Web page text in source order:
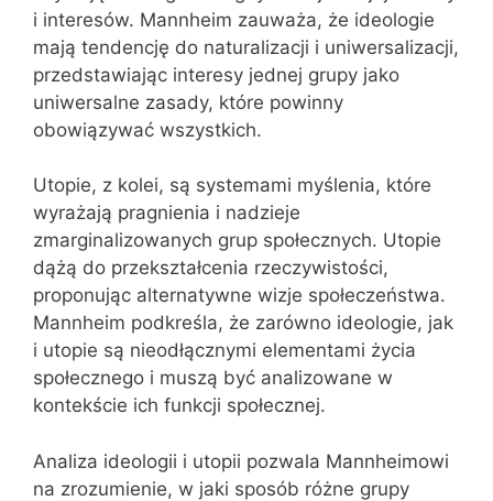
i interesów. Mannheim zauważa, że ideologie
mają tendencję do naturalizacji i uniwersalizacji,
przedstawiając interesy jednej grupy jako
uniwersalne zasady, które powinny
obowiązywać wszystkich.
Utopie, z kolei, są systemami myślenia, które
wyrażają pragnienia i nadzieje
zmarginalizowanych grup społecznych. Utopie
dążą do przekształcenia rzeczywistości,
proponując alternatywne wizje społeczeństwa.
Mannheim podkreśla, że zarówno ideologie, jak
i utopie są nieodłącznymi elementami życia
społecznego i muszą być analizowane w
kontekście ich funkcji społecznej.
Analiza ideologii i utopii pozwala Mannheimowi
na zrozumienie, w jaki sposób różne grupy